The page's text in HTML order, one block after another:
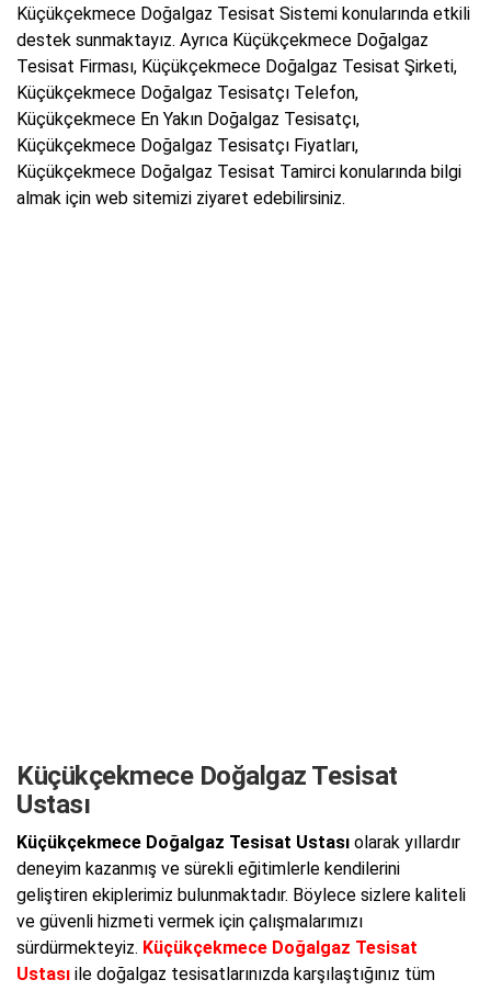
Küçükçekmece Doğalgaz Tesisat Sistemi konularında etkili
destek sunmaktayız. Ayrıca Küçükçekmece Doğalgaz
Tesisat Firması, Küçükçekmece Doğalgaz Tesisat Şirketi,
Küçükçekmece Doğalgaz Tesisatçı Telefon,
Küçükçekmece En Yakın Doğalgaz Tesisatçı,
Küçükçekmece Doğalgaz Tesisatçı Fiyatları,
Küçükçekmece Doğalgaz Tesisat Tamirci konularında bilgi
almak için web sitemizi ziyaret edebilirsiniz.
Küçükçekmece Doğalgaz Tesisat
Ustası
Küçükçekmece Doğalgaz Tesisat Ustası olarak yıllardır
deneyim kazanmış ve sürekli eğitimlerle kendilerini
geliştiren ekiplerimiz bulunmaktadır. Böylece sizlere kaliteli
ve güvenli hizmeti vermek için çalışmalarımızı
sürdürmekteyiz. Küçükçekmece Doğalgaz Tesisat
Ustası ile doğalgaz tesisatlarınızda karşılaştığınız tüm